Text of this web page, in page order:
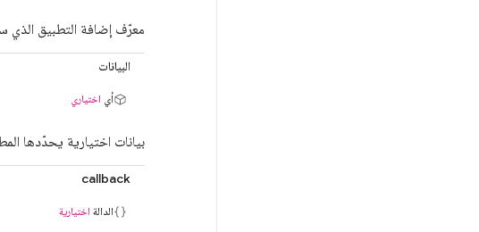
معرّف إضافة التطبيق الذي
البيانات
أي اختياري
بيانات اختيارية يحدّدها
callback
الدالة اختيارية